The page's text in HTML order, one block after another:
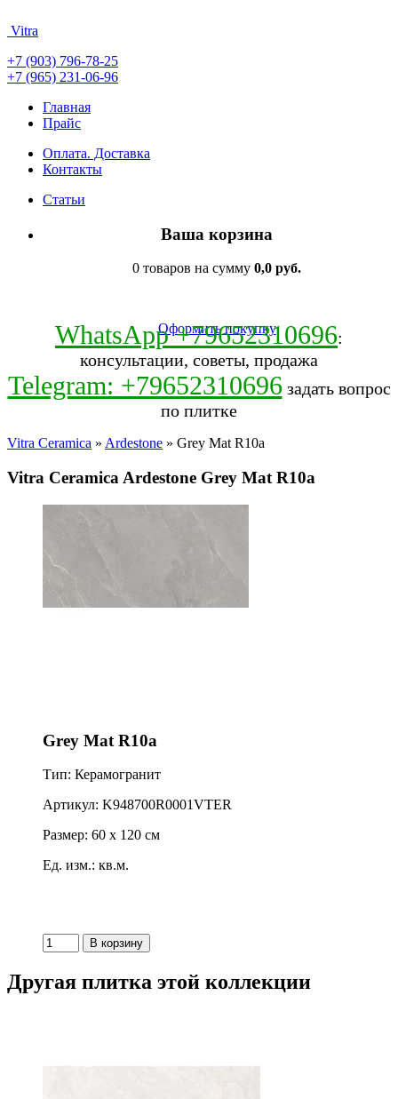
Vitra
+7 (903) 796-78-25
+7 (965) 231-06-96
Главная
Прайс
Оплата. Доставка
Контакты
Статьи
Ваша корзина
0 товаров на сумму 0,0 руб.
Оформить покупку
WhatsApp +79652310696:
консультации, советы, продажа
Telegram: +79652310696 задать вопрос
по плитке
Vitra Ceramica » Ardestone » Grey Mat R10a
Vitra Ceramica Ardestone Grey Mat R10a
Grey Mat R10a
Тип: Керамогранит
Артикул: K948700R0001VTER
Размер: 60 x 120 см
Ед. изм.: кв.м.
Другая плитка этой коллекции